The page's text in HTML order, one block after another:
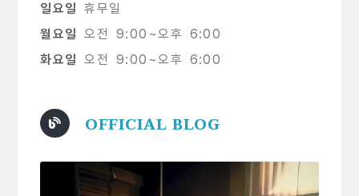
일요일 휴무일
월요일 오전 9:00~오후 6:00
화요일 오전 9:00~오후 6:00
OFFICIAL BLOG